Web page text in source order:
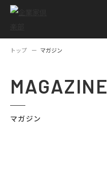
トップ マガジン
MAGAZINE
マガジン